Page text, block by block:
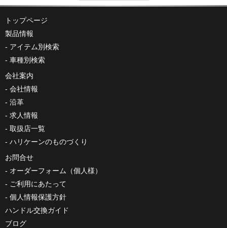
トップページ
製品情報
アイテム別検索
車種別検索
会社案内
会社情報
沿革
求人情報
取扱店一覧
ハリケーンのものづくり
お問合せ
オーダーフォーム（個人様）
ご利用にあたって
個人情報保護方針
ハンドル交換ガイド
ブログ